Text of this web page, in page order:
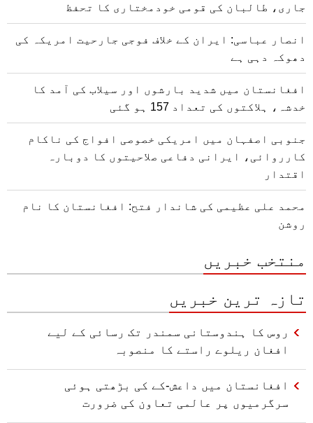
جاری، طالبان کی قومی خودمختاری کا تحفظ
انصار عباسی: ایران کے خلاف فوجی جارحیت امریکہ کی
دھوکہ دہی ہے
افغانستان میں شدید بارشوں اور سیلاب کی آمد کا
خدشہ، ہلاکتوں کی تعداد 157 ہو گئی
جنوبی اصفہان میں امریکی خصوصی افواج کی ناکام
کارروائی، ایرانی دفاعی صلاحیتوں کا دوبارہ
اقتدار
محمد علی عظیمی کی شاندار فتح: افغانستان کا نام
روشن
منتخب خبریں
تازہ ترین خبریں
روس کا ہندوستانی سمندر تک رسائی کے لیے
افغان ریلوے راستے کا منصوبہ
افغانستان میں داعش-کے کی بڑھتی ہوئی
سرگرمیوں پر عالمی تعاون کی ضرورت